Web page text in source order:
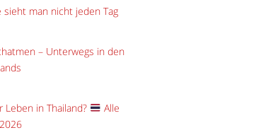
sieht man nicht jeden Tag
– Unterwegs in den
in Thailand?
Alle